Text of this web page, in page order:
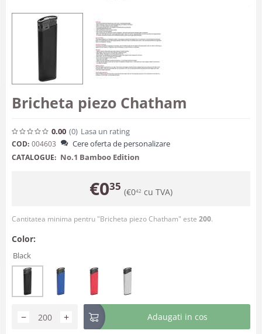
Bricheta piezo Chatham
0.00 (0) Lasa un rating
COD: 004603 Cere oferta de personalizare
CATALOGUE: No.1 Bamboo Edition
€035 (€042 cu TVA)
Cantitatea minima pentru "Bricheta piezo Chatham" este 200.
Color:
Black
+
− Adaugati in cos